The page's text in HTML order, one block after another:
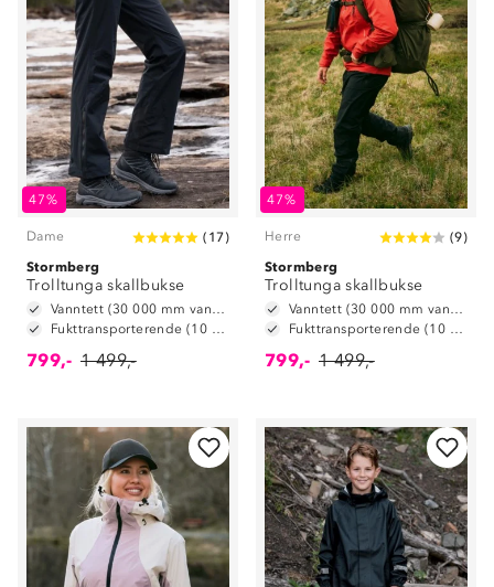
47%
Dame ( 17)
Stormberg
Trolltunga skallbukse
Vanntett (30 000 mm vannsøyle)
Fukttransporterende (10 000 g/m2/24t)
799,- 1 499,-
47%
Herre (9)
Stormberg
Trolltunga skallbukse
Vanntett (30 000 mm vannsøyle)
Fukttransporterende (10 000 g/m2/24t)
799,- 1 499,-